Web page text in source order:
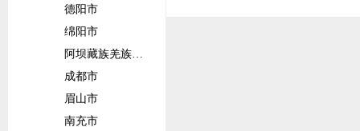
德阳市
绵阳市
阿坝藏族羌族自治州
成都市
眉山市
南充市